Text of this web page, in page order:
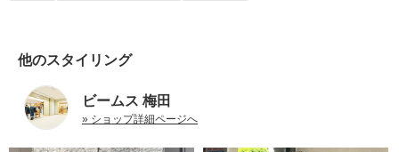
他のスタイリング
ビームス 梅田
» ショップ詳細ページへ